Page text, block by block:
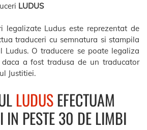
LUDUS
legalizate Ludus este reprezentat de
traduceri cu semnatura si stampila
O traducere se poate legaliza
a fost tradusa de un traducator
Justitiei.
LUDUSEFECTUAM
IN PESTE 30 DE LIMBI